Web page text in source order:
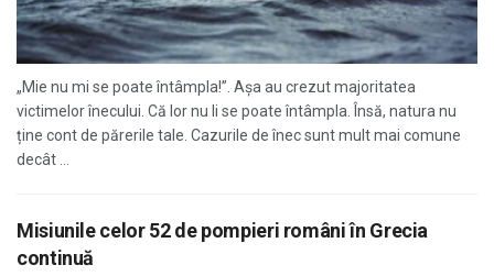
„Mie nu mi se poate întâmpla!”. Așa au crezut majoritatea
victimelor înecului. Că lor nu li se poate întâmpla. Însă, natura nu
ține cont de părerile tale. Cazurile de înec sunt mult mai comune
decât ...
Misiunile celor 52 de pompieri români în Grecia
continuă